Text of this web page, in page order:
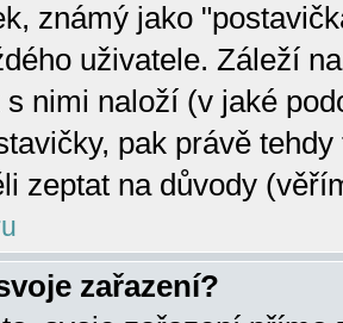
známý jako
uživatele. Záleží
nimi naloží (v jaké
pak právě
zeptat na důvody
zařazení?